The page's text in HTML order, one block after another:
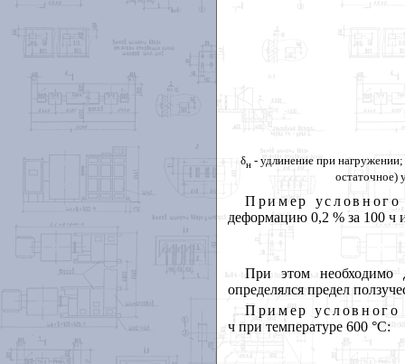
δн- удлинение при нагружении;
остаточное)
Пример условного
деформацию 0,2 % за 100 ч
При этом необходимо
определялся предел
Пример условного
ч при температуре 600 °С: